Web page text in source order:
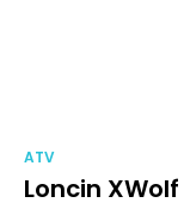
ATV
Loncin